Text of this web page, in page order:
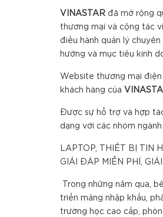
VINAS TAR đã mở rộng
thương mại và cộng tác
điều hành quản lý
hướng và mục tiêu kinh
Website thương mại
khách hàng của VINAS
Được sự hỗ trợ và hợp
dạng với các nhóm
LAPTOP, THIẾT BỊ TIN
GIẢI ĐÁP MIỄN PHÍ,
Trong những năm qua,
triển mảng nhập khẩu,
trường học cao cấp,